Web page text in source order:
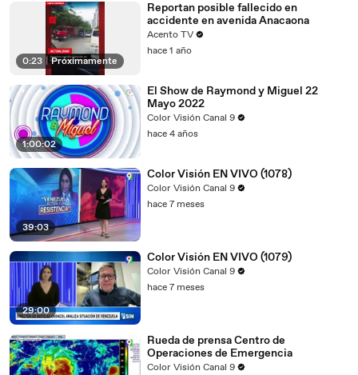
0:23 Próximamente
Reportan posible fallecido en
accidente en avenida Anacaona
Acento TV
hace 1 año
1:00:02
El Show de Raymond y Miguel 22
Mayo 2022
Color Visión Canal 9
hace 4 años
39:03
Color Visión EN VIVO (1078)
Color Visión Canal 9
hace 7 meses
29:00
Color Visión EN VIVO (1079)
Color Visión Canal 9
hace 7 meses
Rueda de prensa Centro de
Operaciones de Emergencia
Color Visión Canal 9